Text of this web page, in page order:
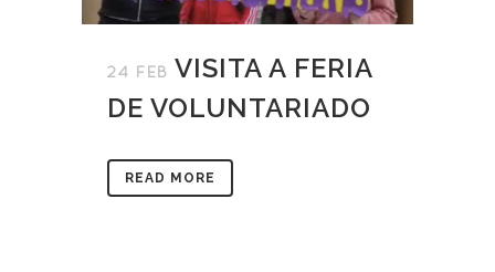
24 FEB VISITA A FERIA
DE VOLUNTARIADO
READ MORE